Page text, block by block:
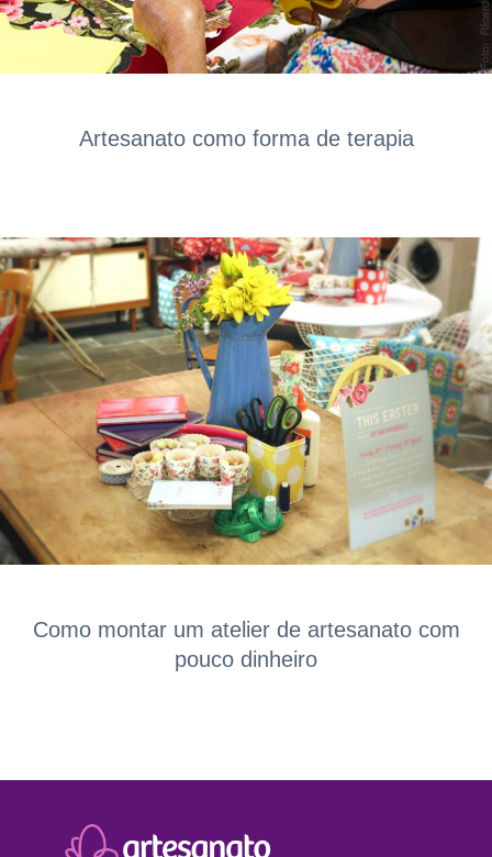
Artesanato como forma de terapia
Como montar um atelier de artesanato com
pouco dinheiro